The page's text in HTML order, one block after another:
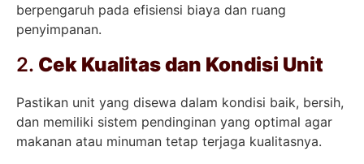
berpengaruh pada efisiensi biaya dan ruang
penyimpanan.
2. Cek Kualitas dan Kondisi Unit
Pastikan unit yang disewa dalam kondisi baik, bersih,
dan memiliki sistem pendinginan yang optimal agar
makanan atau minuman tetap terjaga kualitasnya.